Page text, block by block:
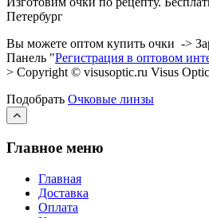
Петербург
Вы можете оптом купить очки ->
Панель "Регистрация в оптовом
> Copyright © visusoptic.ru Visus
Подобрать Очковые линзы
Главное меню
Главная
Доставка
Оплата